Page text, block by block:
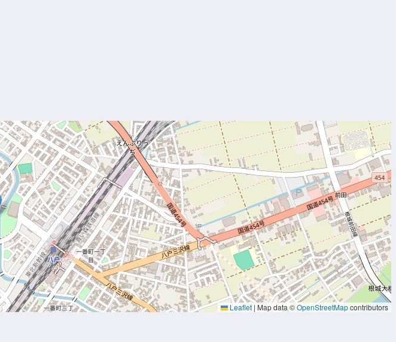
Leaflet | Map data ©OpenStreetMapcontributors